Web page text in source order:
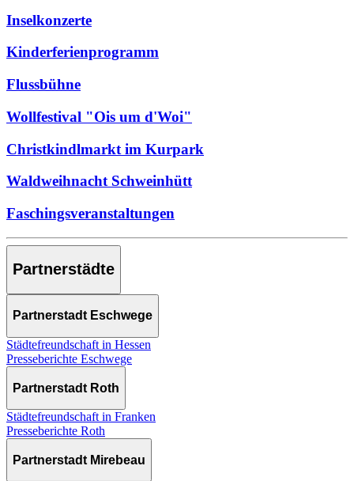
Inselkonzerte
Kinderferienprogramm
Flussbühne
Wollfestival "Ois um d'Woi"
Christkindlmarkt im Kurpark
Waldweihnacht Schweinhütt
Faschingsveranstaltungen
Partnerstädte
Partnerstadt Eschwege
Städtefreundschaft in Hessen
Presseberichte Eschwege
Partnerstadt Roth
Städtefreundschaft in Franken
Presseberichte Roth
Partnerstadt Mirebeau